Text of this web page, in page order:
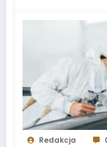
Redakcja